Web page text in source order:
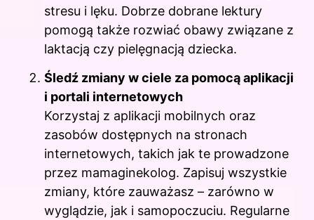
stresu i lęku. Dobrze dobrane lektury
pomogą także rozwiać obawy związane z
laktacją czy pielęgnacją dziecka.
Śledź zmiany w ciele za pomocą aplikacji
i portali internetowych
Korzystaj z aplikacji mobilnych oraz
zasobów dostępnych na stronach
internetowych, takich jak te prowadzone
przez mamaginekolog. Zapisuj wszystkie
zmiany, które zauważasz – zarówno w
wyglądzie, jak i samopoczuciu. Regularne